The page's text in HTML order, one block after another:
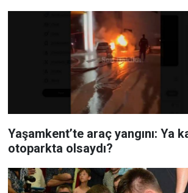
Yaşamkent’te araç yangını: Ya
otoparkta olsaydı?